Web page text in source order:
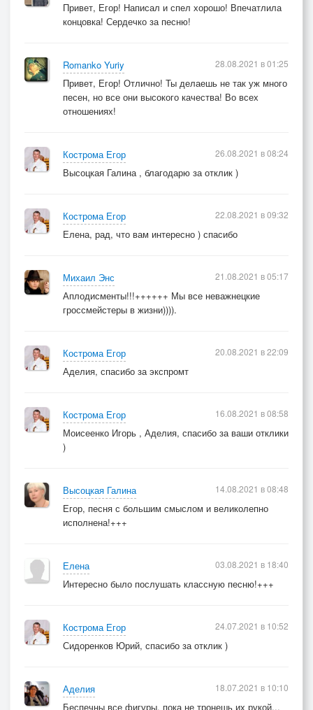
Привет, Егор! Написал и спел хорошо! Впечатлила
концовка! Сердечко за песню!
Romanko Yuriy
Привет, Егор! Отлично! Ты делаешь не так уж много
песен, но все они высокого качества! Во всех
отношениях!
28.08.2021 в 01:25
Кострома Егор
Высоцкая Галина , благодарю за отклик )
26.08.2021 в 08:24
Кострома Егор
Елена, рад, что вам интересно ) спасибо
22.08.2021 в 09:32
Михаил Энс
Аплодисменты!!!++++++ Мы все неважнецкие
гроссмейстеры в жизни)))).
21.08.2021 в 05:17
Кострома Егор
Аделия, спасибо за экспромт
20.08.2021 в 22:09
Кострома Егор
Моисеенко Игорь , Аделия, спасибо за ваши отклики
)
16.08.2021 в 08:58
Высоцкая Галина
Егор, песня с большим смыслом и великолепно
исполнена!+++
14.08.2021 в 08:48
Елена
Интересно было послушать классную песню!+++
03.08.2021 в 18:40
Кострома Егор
Сидоренков Юрий, спасибо за отклик )
24.07.2021 в 10:52
Аделия
Беспечны все фигуры, пока не тронешь их рукой...
18.07.2021 в 10:10